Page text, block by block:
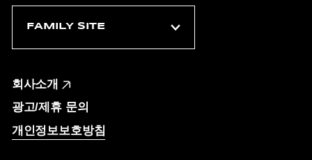
회사소개
광고/제휴 문의
개인정보보호방침